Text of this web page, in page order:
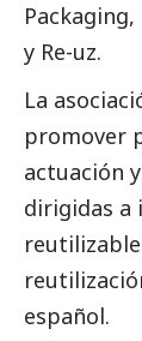
Packaging,
y Re-uz.
La
promover
actuación
dirigidas a
español.